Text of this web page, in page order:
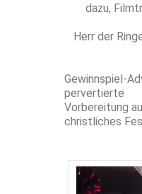
dazu,
Herr der
Gewinnspiel-
pervertierte
Vorbereitung
christliches